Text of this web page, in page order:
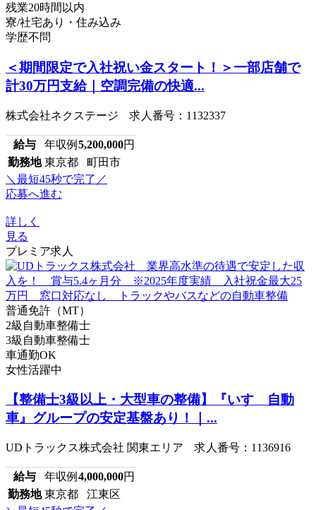
残業20時間以内
寮/社宅あり・住み込み
学歴不問
＜期間限定で入社祝い金スタート！＞一部店舗で
計30万円支給｜空調完備の快適...
株式会社ネクステージ 求人番号：1132337
給与 年収例 5,200,000円
勤務地 東京都 町田市
＼最短45秒で完了／
応募へ進む
詳しく
見る
プレミア求人
普通免許（MT）
2級自動車整備士
3級自動車整備士
車通勤OK
女性活躍中
【整備士3級以上・大型車の整備】『いすゞ自動
車』グループの安定基盤あり！｜...
UDトラックス株式会社 関東エリア 求人番号：1136916
給与 年収例 4,000,000円
勤務地 東京都 江東区